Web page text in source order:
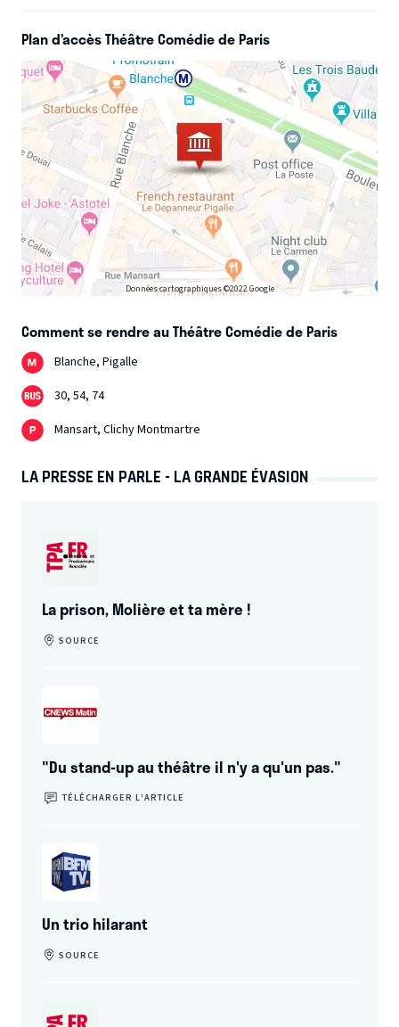
Plan d’accès Théâtre Comédie de Paris
Données cartographiques ©2022 Google
Comment se rendre au Théâtre Comédie de Paris
Blanche, Pigalle
30, 54, 74
Mansart, Clichy Montmartre
LA PRESSE EN PARLE - LA GRANDE ÉVASION
La prison, Molière et ta mère !
SOURCE
"Du stand-up au théâtre il n'y a qu'un pas."
TÉLÉCHARGER L’ARTICLE
Un trio hilarant
SOURCE